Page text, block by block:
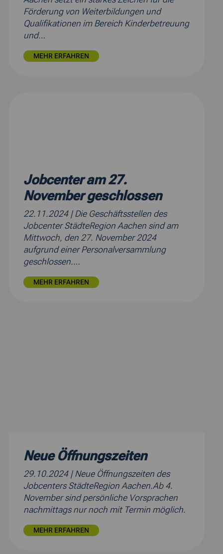
Förderung von Weiterbildungen und
Qualifikationen im Bereich Kinderbetreuung
und…
MEHR ERFAHREN
Jobcenter am 27.
November geschlossen
22.11.2024 | Die Geschäftsstellen des
Jobcenter StädteRegion Aachen sind am
Mittwoch, den 27. November 2024
aufgrund einer Personalversammlung
geschlossen.…
MEHR ERFAHREN
Neue Öffnungszeiten
29.10.2024 | Neue Öffnungszeiten des
Jobcenters StädteRegion Aachen.Ab 4.
November sind persönliche Vorsprachen
nachmittags nur noch mit Termin möglich.
MEHR ERFAHREN